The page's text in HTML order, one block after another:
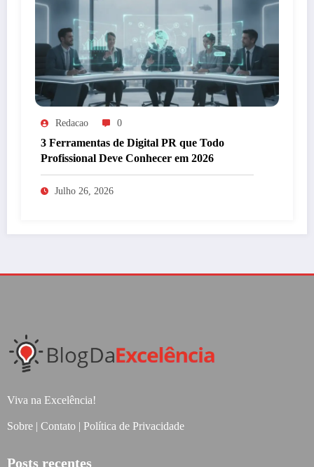
Redacao 0
3 Ferramentas de Digital PR que Todo
Profissional Deve Conhecer em 2026
Julho 26, 2026
Viva na Excelência!
Sobre | Contato | Política de Privacidade
Posts recentes